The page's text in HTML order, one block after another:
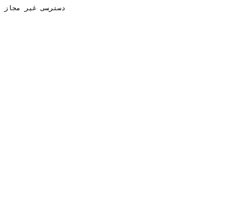
دسترسی غیر مجاز